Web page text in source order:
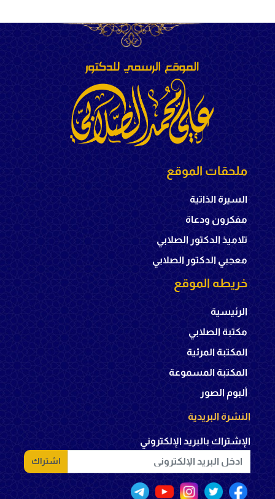
ملحقات الموقع
السيرة الذاتية
مفكرون ودعاة
تلاميذ الدكتور الصلابي
معجبي الدكتور الصلابي
خريطه الموقع
الرئيسية
مكتبة الصلابي
المكتبة المرئية
المكتبة المسموعة
ألبوم الصور
النشرة البريدية
الإشتراك بالبريد الإلكتروني
اشتراك